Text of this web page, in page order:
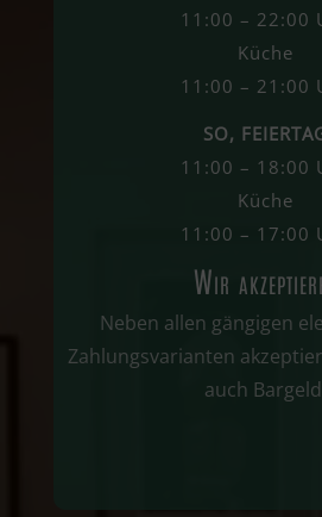
11:00 – 22:00
Küche
11:00 – 21:00
SO,
11:00 – 18:00
Küche
11:00 – 17:00
Wir
Neben allen gängigen
Zahlungsvarianten
auch